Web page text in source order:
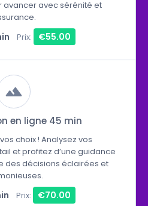
avancer avec sérénité et
Prix: €55.00
en ligne 45 min
choix ! Analysez vos
et profitez d’une guidance
des décisions éclairées et
Prix: €70.00